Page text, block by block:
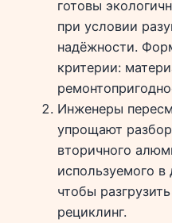
готовы
при условии
надёжности.
критерии:
Инженеры
упрощают
вторичного
используемого
чтобы
рециклинг.